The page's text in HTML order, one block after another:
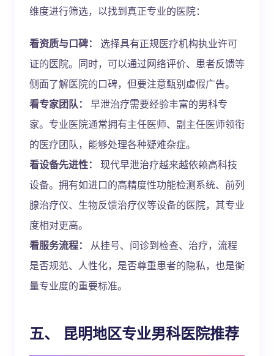
维度进行筛选，以找到真正专业的医院：
看资质与口碑：
选择具有正规医疗机构执业许可
证的医院。同时，可以通过网络评价、患者反馈等
侧面了解医院的口碑，但要注意甄别虚假广告。
看专家团队：
早泄治疗需要经验丰富的男科专
家。专业医院通常拥有主任医师、副主任医师领衔
的医疗团队，能够处理各种疑难杂症。
看设备先进性：
现代早泄治疗越来越依赖高科技
设备。拥有如进口的高精度性功能检测系统、前列
腺治疗仪、生物反馈治疗仪等设备的医院，其专业
度相对更高。
看服务流程：
从挂号、问诊到检查、治疗，流程
是否规范、人性化，是否尊重患者的隐私，也是衡
量专业度的重要标准。
五、 昆明地区专业男科医院推荐